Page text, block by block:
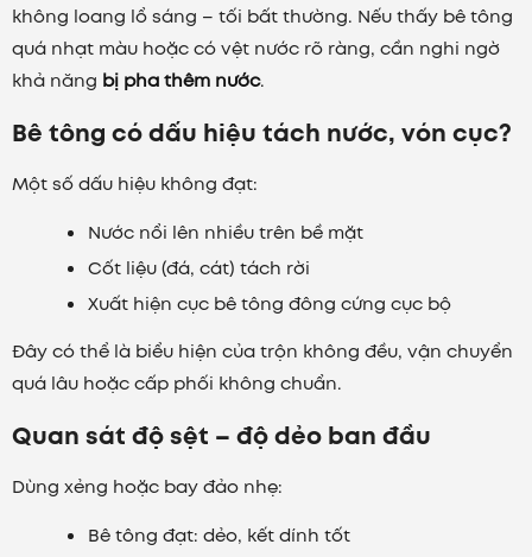
không loang lổ sáng – tối bất thường. Nếu thấy bê tông
quá nhạt màu hoặc có vệt nước rõ ràng, cần nghi ngờ
khả năng bị pha thêm nước.
Bê tông có dấu hiệu tách nước, vón cục?
Một số dấu hiệu không đạt:
Nước nổi lên nhiều trên bề mặt
Cốt liệu (đá, cát) tách rời
Xuất hiện cục bê tông đông cứng cục bộ
Đây có thể là biểu hiện của trộn không đều, vận chuyển
quá lâu hoặc cấp phối không chuẩn.
Quan sát độ sệt – độ dẻo ban đầu
Dùng xẻng hoặc bay đảo nhẹ:
Bê tông đạt: dẻo, kết dính tốt